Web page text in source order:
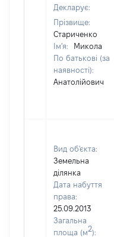
Декларує:
Прізвище:
Стариченко
Ім'я:
Микола
По батькові (за
наявності):
Анатолійович
Вид об'єкта:
Земельна
ділянка
Дата набуття
права:
25.09.2013
Загальна
площа (м2):